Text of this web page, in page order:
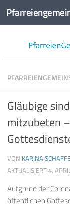
Zum Inhalt
Gläubige
mitzubeten
VON KARINA
AKTUALISIERT4.
Aufgrund der
öffentlichen